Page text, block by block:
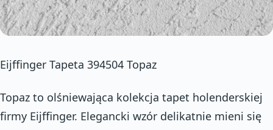
Eijffinger Tapeta 394504 Topaz
Topaz to olśniewająca kolekcja tapet holenderskiej
firmy Eijffinger. Elegancki wzór delikatnie mieni się